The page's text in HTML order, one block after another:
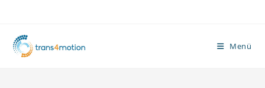
springen
Menü